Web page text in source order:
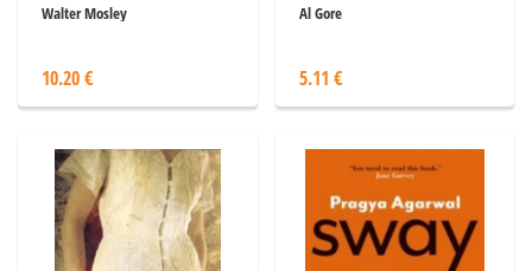
Walter Mosley
10.20 €
Al Gore
5.11 €